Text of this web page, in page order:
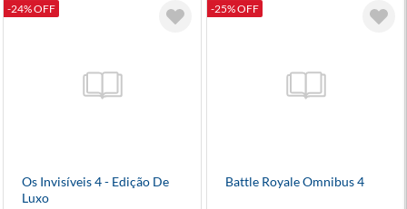
-24% OFF
Os Invisíveis 4 - Edição De
Luxo
-25% OFF
Battle Royale Omnibus 4